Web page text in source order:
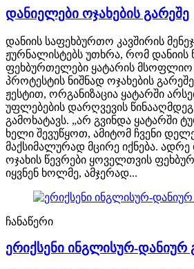
დანიელები ოჯახების გარეშე
დანიის საფეხბურთო კავშირის
ჟურნალისტებს უთხრა, რომ დანიის
ფეხბურთელები ყატარის მსოფლიო
პროტესტის ნიშნად ოჯახების
ჟესტით, ორგანიზაცია ყატარში
უფლებების დარღვევის
გამოხატავს. „არ გვინდა ყატარში
ხელი შევუწყოთ, ამიტომ ჩვენი
მაქსიმალურად მცირე იქნება.
ოჯახის წევრები ყოველთვის
იყვნენ ხოლმე, ამჯერად...
ჩანაწერი
ერიქსენი ინგლისურ-დანიურ